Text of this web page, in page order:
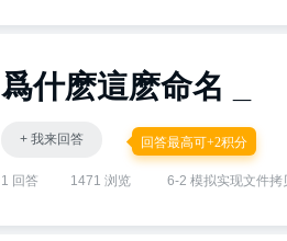
爲什麽這麽命名 _
+ 我来回答 回答最高可+2积分
1 回答 1471 浏览 6-2 模拟实现文件拷